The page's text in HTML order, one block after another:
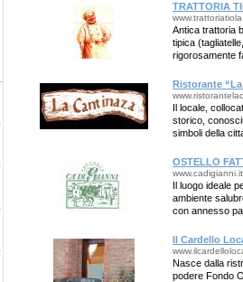
TRATTORIA
Antica trattoria
tipica
rigorosamente
Ristorante
Il locale,
storico,
simboli della
OSTELLO
www.cadigianni.it
Il luogo ideale
ambiente
con annesso
Il Cardello
Nasce dalla
podere Fondo